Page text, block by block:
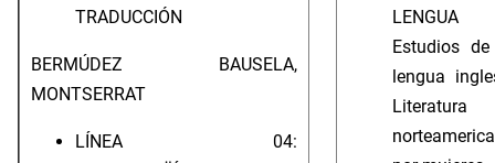
TRADUCCIÓN
BERMÚDEZ BAUSELA,
MONTSERRAT
LÍNEA 04:
LENGUA
Estudios
lengua
Literatura